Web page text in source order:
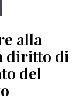
alla
diritto di
del